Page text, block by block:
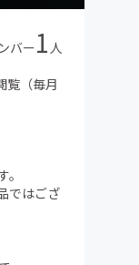
バー1 人
覧（毎月
ではござ